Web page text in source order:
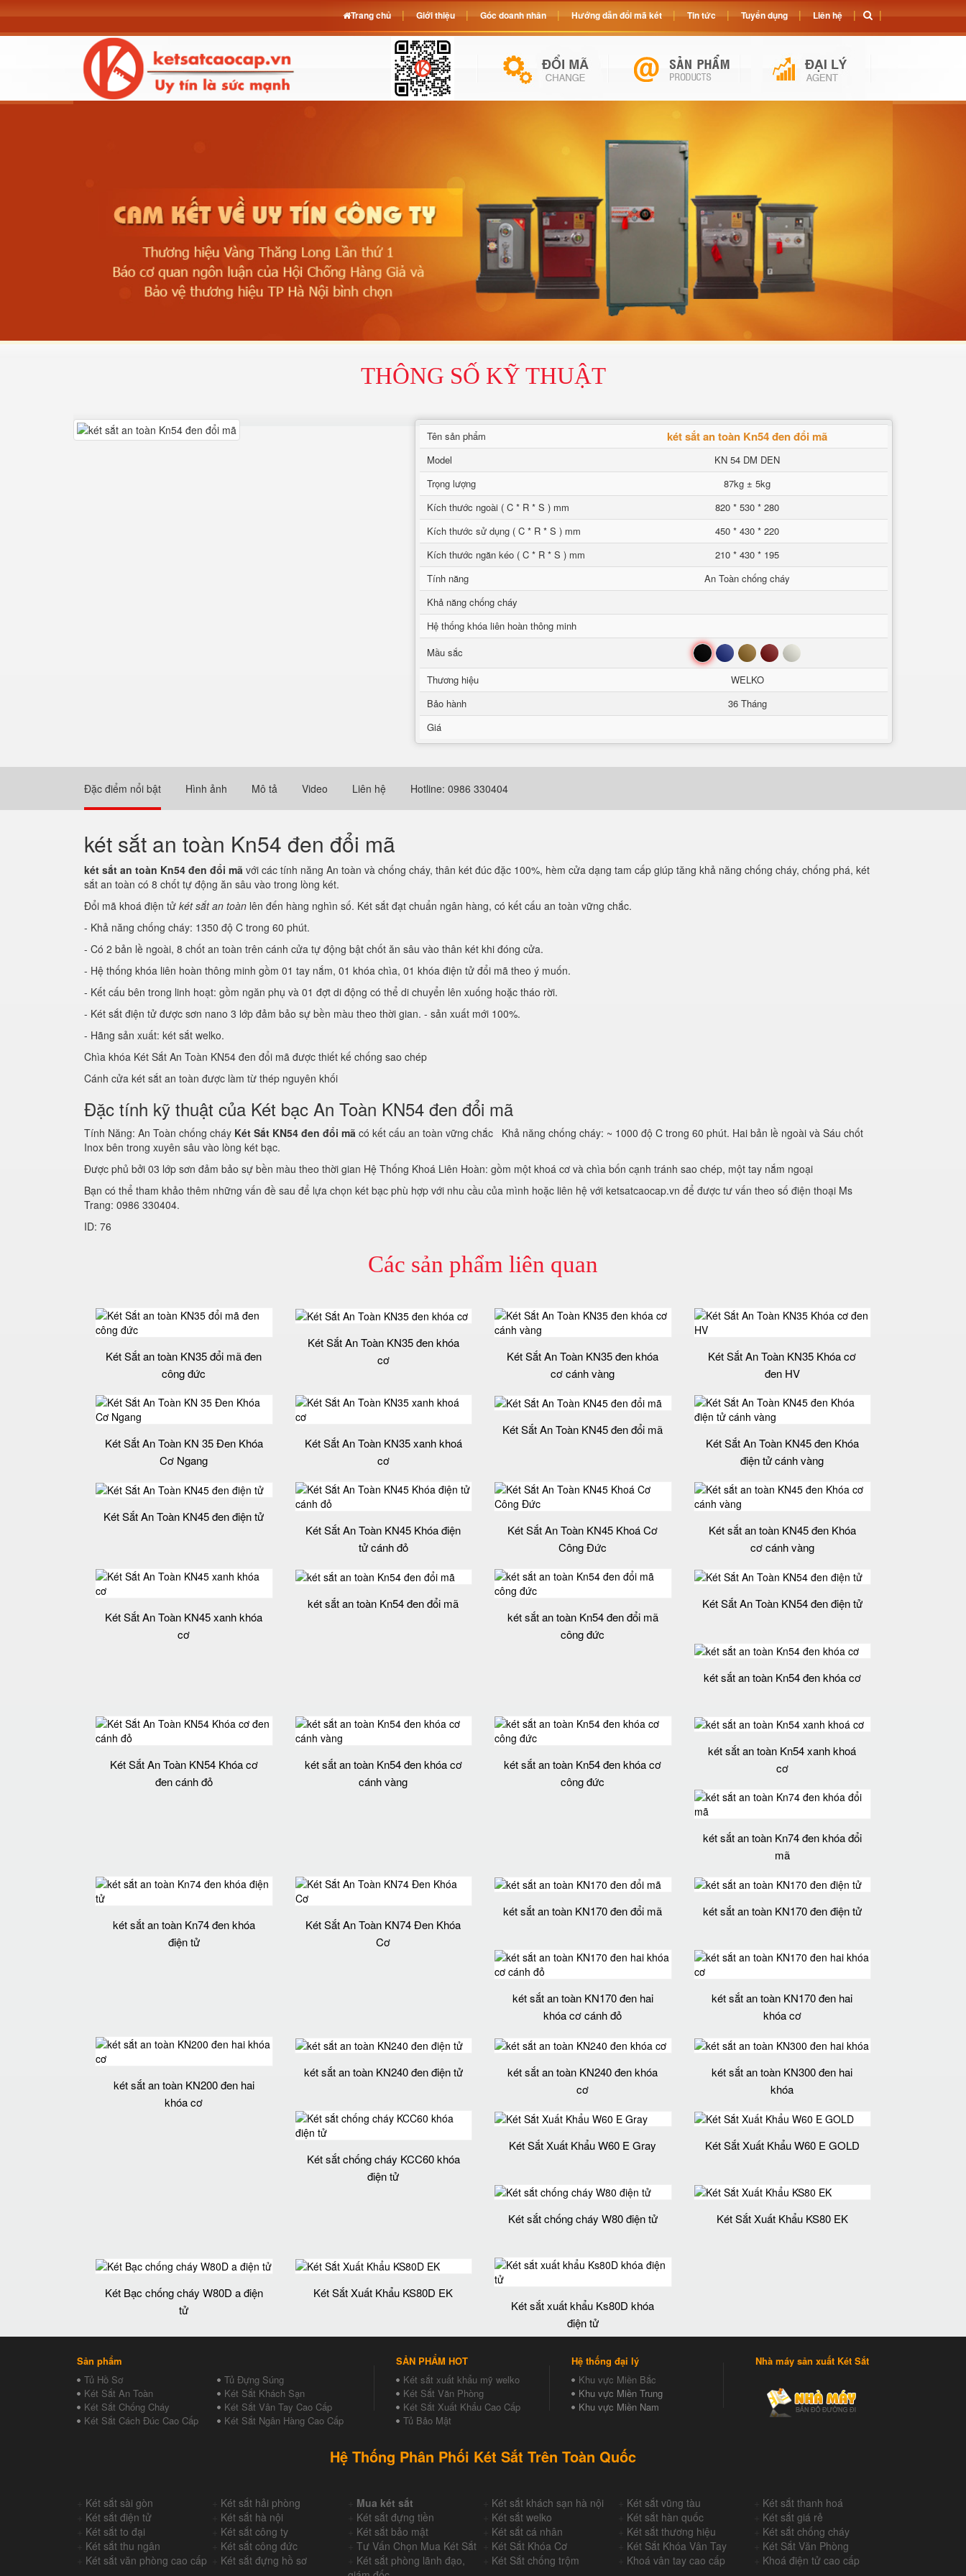
THÔNG SỐ KỸ THUẬT
Tên sản phẩm két sắt an toàn Kn54 đen đổi mã
Model
KN 54 DM DEN
Trọng lượng
87kg ± 5kg
Kích thước ngoài ( C * R * S ) mm
820 * 530 * 280
Kích thước sử dụng ( C * R * S ) mm
450 * 430 * 220
Kích thước ngăn kéo ( C * R * S ) mm
210 * 430 * 195
Tính năng
An Toàn chống cháy
Khả năng chống cháy
Hệ thống khóa liên hoàn thông minh
Mầu sắc
Đen Xanh Nâu Đỏ Trắng
Thương hiệu
WELKO
Bảo hành
36 Tháng
Giá
Đặc điểm nổi bật Hình ảnh Mô tả Video Liên hệ Hotline: 0986 330404
két sắt an toàn Kn54 đen đổi mã
két sắt an toàn Kn54 đen đổi mã với các tính năng An toàn và chống cháy, thân két đúc đặc 100%, hèm cửa dạng tam cấp giúp tăng khả năng chống cháy, chống phá, két
sắt an toàn có 8 chốt tự động ăn sâu vào trong lòng két.
Đổi mã khoá điện tử két sắt an toàn lên đến hàng nghìn số. Két sắt đạt chuẩn ngân hàng, có kết cấu an toàn vững chắc.
- Khả năng chống cháy: 1350 độ C trong 60 phút.
- Có 2 bản lề ngoài, 8 chốt an toàn trên cánh cửa tự động bật chốt ăn sâu vào thân két khi đóng cửa.
- Hệ thống khóa liên hoàn thông minh gồm 01 tay nắm, 01 khóa chìa, 01 khóa điện tử đổi mã theo ý muốn.
- Kết cấu bên trong linh hoạt: gồm ngăn phụ và 01 đợt di động có thể di chuyển lên xuống hoặc tháo rời.
- Két sắt điện tử được sơn nano 3 lớp đảm bảo sự bền màu theo thời gian. - sản xuất mới 100%.
- Hãng sản xuất: két sắt welko.
Chìa khóa Két Sắt An Toàn KN54 đen đổi mã được thiết kế chống sao chép
Cánh cửa két sắt an toàn được làm từ thép nguyên khối
Đặc tính kỹ thuật của Két bạc An Toàn KN54 đen đổi mã
Tính Năng: An Toàn chống cháy Két Sắt KN54 đen đổi mã có kết cấu an toàn vững chắc Khả năng chống cháy: ~ 1000 độ C trong 60 phút. Hai bản lề ngoài và Sáu chốt
Inox bên trong xuyên sâu vào lòng két bạc.
Được phủ bởi 03 lớp sơn đảm bảo sự bền màu theo thời gian Hệ Thống Khoá Liên Hoàn: gồm một khoá cơ và chìa bốn cạnh tránh sao chép, một tay nắm ngoại
Bạn có thể tham khảo thêm những vấn đề sau để lựa chọn két bạc phù hợp với nhu cầu của mình hoặc liên hệ với ketsatcaocap.vn để được tư vấn theo số điện thoại Ms
Trang: 0986 330404.
ID: 76
Các sản phẩm liên quan
Két Sắt an toàn KN35 đổi mã đen
công đức
Két Sắt An Toàn KN35 đen khóa
cơ
Két Sắt An Toàn KN35 đen khóa
cơ cánh vàng
Két Sắt An Toàn KN35 Khóa cơ
đen HV
Két Sắt An Toàn KN 35 Đen Khóa
Cơ Ngang
Két Sắt An Toàn KN35 xanh khoá
cơ
Két Sắt An Toàn KN45 đen đổi mã
Két Sắt An Toàn KN45 đen Khóa
điện tử cánh vàng
Két Sắt An Toàn KN45 đen điện tử
Két Sắt An Toàn KN45 Khóa điện
tử cánh đỏ
Két Sắt An Toàn KN45 Khoá Cơ
Công Đức
Két sắt an toàn KN45 đen Khóa
cơ cánh vàng
Két Sắt An Toàn KN45 xanh khóa
cơ
két sắt an toàn Kn54 đen đổi mã
két sắt an toàn Kn54 đen đổi mã
công đức
Két Sắt An Toàn KN54 đen điện tử
két sắt an toàn Kn54 đen khóa cơ
Két Sắt An Toàn KN54 Khóa cơ
đen cánh đỏ
két sắt an toàn Kn54 đen khóa cơ
cánh vàng
két sắt an toàn Kn54 đen khóa cơ
công đức
két sắt an toàn Kn54 xanh khoá
cơ
két sắt an toàn Kn74 đen khóa đổi
mã
két sắt an toàn Kn74 đen khóa
điện tử
Két Sắt An Toàn KN74 Đen Khóa
Cơ
két sắt an toàn KN170 đen đổi mã két sắt an toàn KN170 đen điện tử
két sắt an toàn KN170 đen hai
khóa cơ cánh đỏ
két sắt an toàn KN170 đen hai
khóa cơ
két sắt an toàn KN200 đen hai
khóa cơ
két sắt an toàn KN240 đen điện tử
két sắt an toàn KN240 đen khóa
cơ
két sắt an toàn KN300 đen hai
khóa
Két sắt chống cháy KCC60 khóa
điện tử
Két Sắt Xuất Khẩu W60 E Gray Két Sắt Xuất Khẩu W60 E GOLD
Két sắt chống cháy W80 điện tử Két Sắt Xuất Khẩu KS80 EK
Két Bạc chống cháy W80D a điện
tử
Két Sắt Xuất Khẩu KS80D EK
Két sắt xuất khẩu Ks80D khóa
điện tử
Sản phẩm
Tủ Hồ Sơ
Tủ Đựng Súng
Két Sắt An Toàn
Két Sắt Khách Sạn
Két Sắt Chống Cháy
Két Sắt Vân Tay Cao Cấp
Két Sắt Cách Đúc Cao Cấp
Két Sắt Ngân Hàng Cao Cấp
SẢN PHẨM HOT
Két sắt xuất khẩu mỹ welko
Két Sắt Văn Phòng
Két Sắt Xuất Khẩu Cao Cấp
Tủ Bảo Mật
Hệ thống đại lý
Khu vực Miền Bắc
Khu vực Miền Trung
Khu vực Miền Nam
Nhà máy sản xuất Két Sắt
Hệ Thống Phân Phối Két Sắt Trên Toàn Quốc
Két sắt sài gòn Két sắt hải phòng Mua két sắt Két sắt khách sạn hà nội Két sắt vũng tàu
Két sắt thanh hoá
Két sắt điện tử Két sắt hà nội Két sắt đựng tiền Két sắt welko Két sắt hàn quốc
Két sắt giá rẻ
Két sắt to đại Két sắt công ty Két sắt bảo mật Két sắt cá nhân Két sắt thương hiệu
Két sắt chống cháy
Két sắt thu ngân Két sắt công đức Tư Vấn Chọn Mua Két Sắt Két Sắt Khóa Cơ Két Sắt Khóa Vân Tay
Két Sắt Văn Phòng
Két sắt văn phòng cao cấp Két sắt đựng hồ sơ
Két sắt phòng lãnh đạo,
Két Sắt chống trộm Khoá vân tay cao cấp Khoá điện tử cao cấp
Trang chủ Giới thiệu Góc doanh nhân Hướng dẫn đổi mã két Tin tức Tuyển dụng Liên hệ